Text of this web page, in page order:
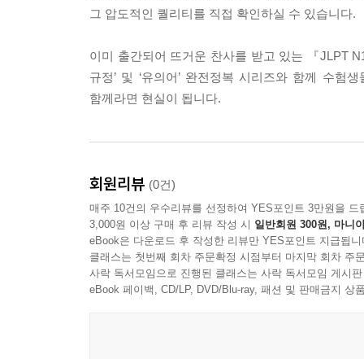
JLPT N1 용법 기출 어휘 총정리 (2010~2025) 연도
[부록Ⅱ]
JLPT N1 용법 중복 기출 어휘 리스트 (2010~2025)
Copyright 156
그 압도적인 퀄리티를 직접 확인하실 수 있습니다.
이미 출간되어 뜨거운 찬사를 받고 있는 『JLPT
규정’ 및 ‘유의어’ 완전정복 시리즈와 함께 수
함께라면 현실이 됩니다.
회원리뷰 (0건)
매주 10건의 우수리뷰를 선정하여 YES포인트 3만원을 드
3,000원 이상 구매 후 리뷰 작성 시 일반회원 300원, 마니
eBook은 다운로드 후 작성한 리뷰만 YES포인트 지급됩니
클래스는 첫번째 회차 주문확정 시점부터 마지막 회차 주
사락 독서모임으로 진행된 클래스는 사락 독서모임 게시
eBook 페이백, CD/LP, DVD/Blu-ray, 패션 및 판매금지 상